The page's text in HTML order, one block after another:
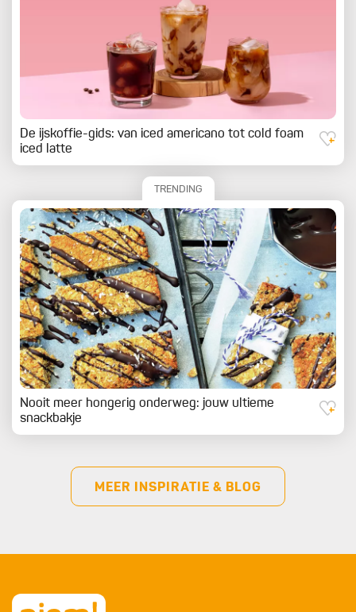
De ijskoffie-gids: van iced americano tot cold foam
iced latte
TRENDING
Nooit meer hongerig onderweg: jouw ultieme
snackbakje
MEER INSPIRATIE & BLOG